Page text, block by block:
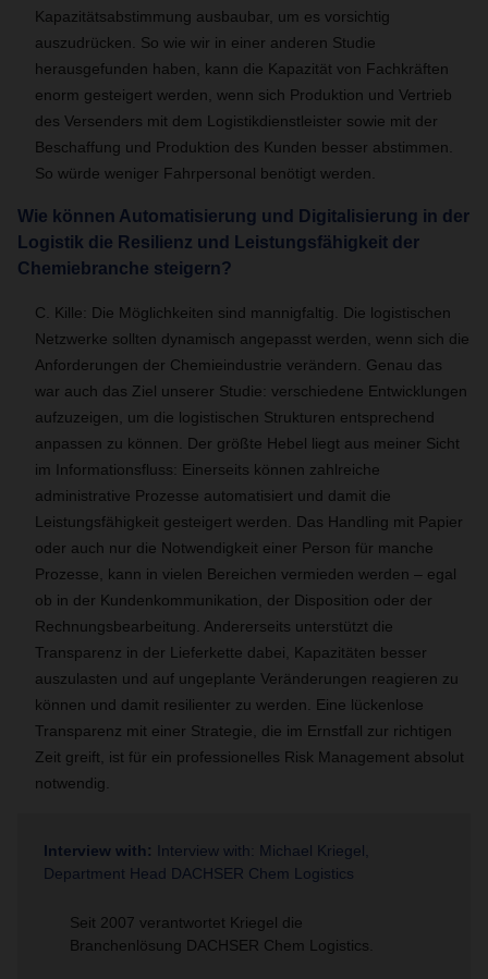
Kapazitätsabstimmung ausbaubar, um es vorsichtig
auszudrücken. So wie wir in einer anderen Studie
herausgefunden haben, kann die Kapazität von Fachkräften
enorm gesteigert werden, wenn sich Produktion und Vertrieb
des Versenders mit dem Logistikdienstleister sowie mit der
Beschaffung und Produktion des Kunden besser abstimmen.
So würde weniger Fahrpersonal benötigt werden.
Wie können Automatisierung und Digitalisierung in der
Logistik die Resilienz und Leistungsfähigkeit der
Chemiebranche steigern?
C. Kille: Die Möglichkeiten sind mannigfaltig. Die logistischen
Netzwerke sollten dynamisch angepasst werden, wenn sich die
Anforderungen der Chemieindustrie verändern. Genau das
war auch das Ziel unserer Studie: verschiedene Entwicklungen
aufzuzeigen, um die logistischen Strukturen entsprechend
anpassen zu können. Der größte Hebel liegt aus meiner Sicht
im Informationsfluss: Einerseits können zahlreiche
administrative Prozesse automatisiert und damit die
Leistungsfähigkeit gesteigert werden. Das Handling mit Papier
oder auch nur die Notwendigkeit einer Person für manche
Prozesse, kann in vielen Bereichen vermieden werden – egal
ob in der Kundenkommunikation, der Disposition oder der
Rechnungsbearbeitung. Andererseits unterstützt die
Transparenz in der Lieferkette dabei, Kapazitäten besser
auszulasten und auf ungeplante Veränderungen reagieren zu
können und damit resilienter zu werden. Eine lückenlose
Transparenz mit einer Strategie, die im Ernstfall zur richtigen
Zeit greift, ist für ein professionelles Risk Management absolut
notwendig.
Interview with:
Interview with: Michael Kriegel,
Department Head DACHSER Chem Logistics
Seit 2007 verantwortet Kriegel die
Branchenlösung DACHSER Chem Logistics.